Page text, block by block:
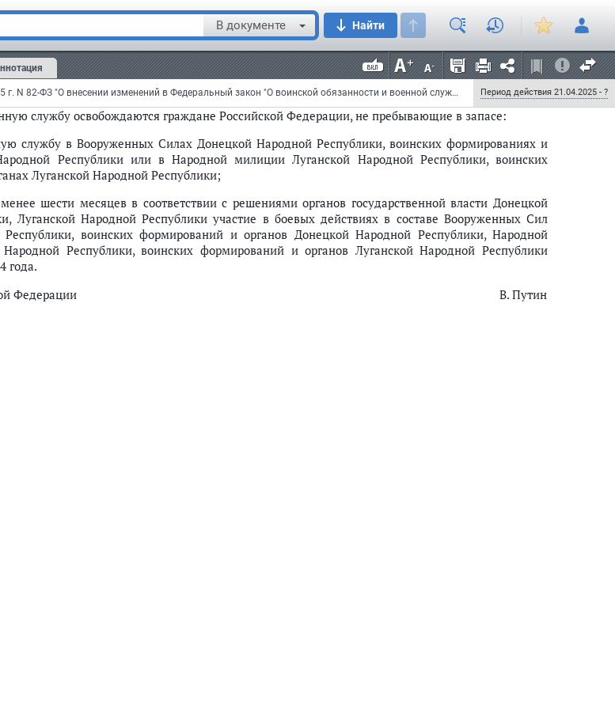
В документе Найти
Федеральный закон от 21 апреля 2025 г. N 82-ФЗ "О внесении изменений в Федеральный закон "О воинской обязанности и военной службе" Период действия 21.04.2025 - ?
в подпункте "ж" пункта 1 статьи 23 настоящего Федерального закона, - в течение двух лет со
формирования.".
закон вступает в силу со дня егоофициального опубликования.
службу освобождаются граждане Российской Федерации, не пребывающие в запасе:
службу в Вооруженных Силах Донецкой Народной Республики, воинских формированиях и
Республики или в Народной милиции Луганской Народной Республики, воинских
Луганской Народной Республики;
шести месяцев в соответствии с решениями органов государственной власти Донецкой
Луганской Народной Республики участие в боевых действиях в составе Вооруженных Сил
воинских формирований и органов Донецкой Народной Республики, Народной
Республики, воинских формирований и органов Луганской Народной Республики
года.
Федерации
В. Путин